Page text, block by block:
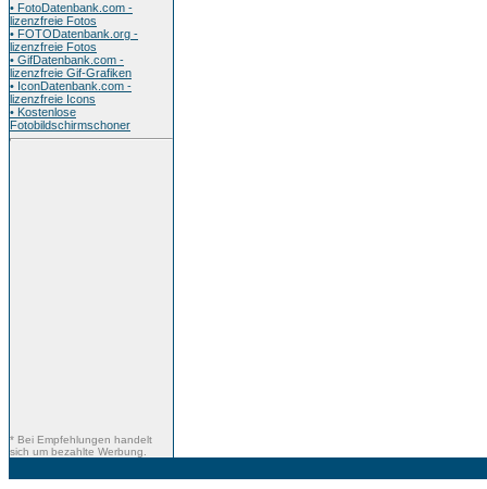
• FotoDatenbank.com -
lizenzfreie Fotos
• FOTODatenbank.org -
lizenzfreie Fotos
• GifDatenbank.com -
lizenzfreie Gif-Grafiken
• IconDatenbank.com -
lizenzfreie Icons
• Kostenlose
Fotobildschirmschoner
* Bei Empfehlungen handelt
sich um bezahlte Werbung.